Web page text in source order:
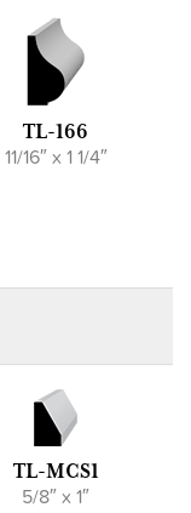
TL-166
11/16″ x 1 1/4″
TL-MCS1
5/8″ x 1″